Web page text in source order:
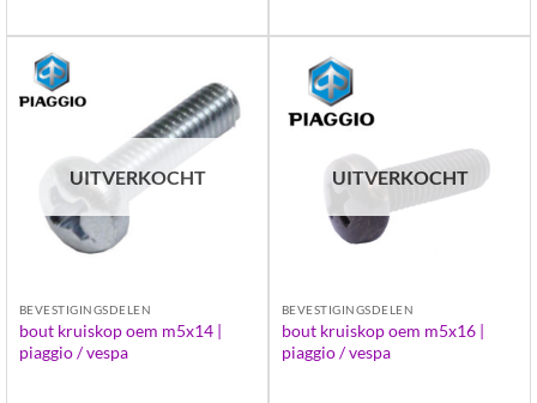
UITVERKOCHT
BEVESTIGINGSDELEN
bout kruiskop oem m5x14 |
piaggio / vespa
UITVERKOCHT
BEVESTIGINGSDELEN
bout kruiskop oem m5x16 |
piaggio / vespa